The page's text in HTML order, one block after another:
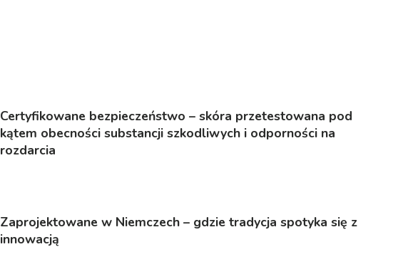
Certyfikowane bezpieczeństwo – skóra przetestowana pod
kątem obecności substancji szkodliwych i odporności na
rozdarcia
Zaprojektowane w Niemczech – gdzie tradycja spotyka się z
innowacją